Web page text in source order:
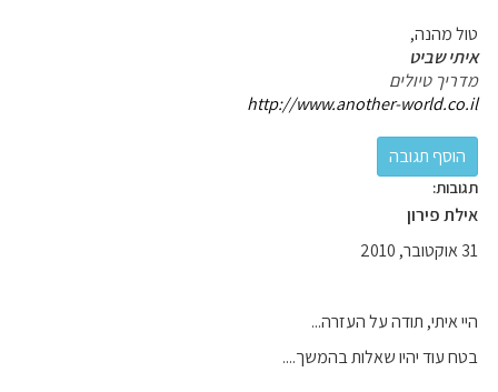
טול מהנה,
איתי שביט
מדריך טיולים
http://www.another-world.co.il
תגובות:
אילת פירון
31 אוקטובר, 2010
היי איתי, תודה על העזרה...
בטח עוד יהיו שאלות בהמשך....